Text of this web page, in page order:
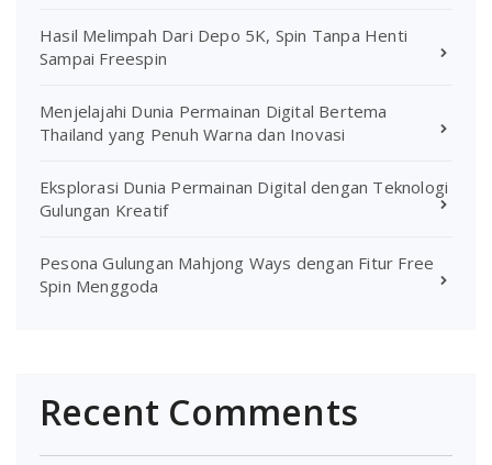
Hasil Melimpah Dari Depo 5K, Spin Tanpa Henti
Sampai Freespin
Menjelajahi Dunia Permainan Digital Bertema
Thailand yang Penuh Warna dan Inovasi
Eksplorasi Dunia Permainan Digital dengan Teknologi
Gulungan Kreatif
Pesona Gulungan Mahjong Ways dengan Fitur Free
Spin Menggoda
Recent Comments